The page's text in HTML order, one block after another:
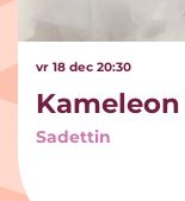
Kameleon
Sadettin
vr 18 dec 20:30